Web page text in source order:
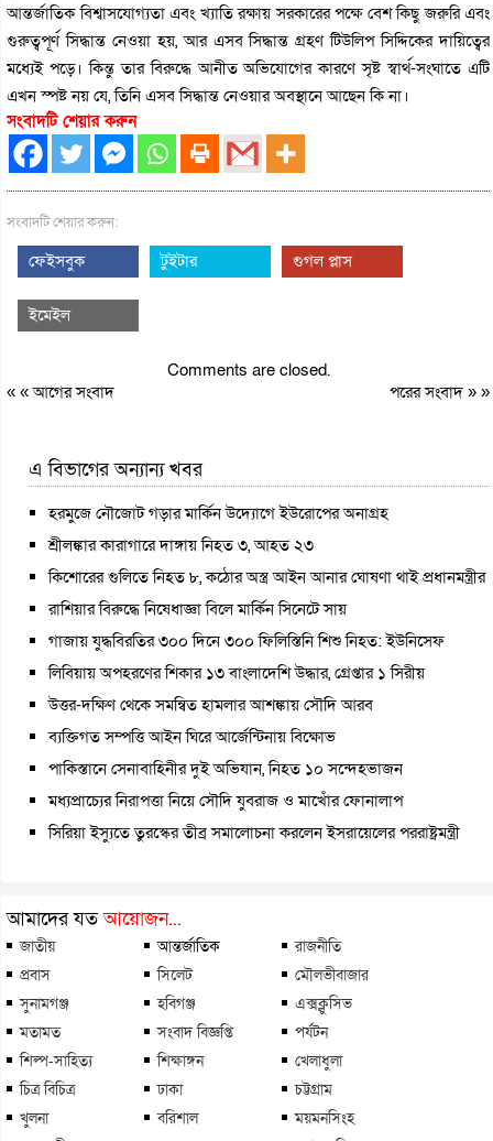
আন্তর্জাতিক বিশ্বাসযোগ্যতা এবং খ্যাতি রক্ষায় সরকারের পক্ষে বেশ কিছু জরুরি এবং
গুরুত্বপূর্ণ সিদ্ধান্ত নেওয়া হয়, আর এসব সিদ্ধান্ত গ্রহণ টিউলিপ সিদ্দিকের দায়িত্বের
মধ্যেই পড়ে। কিন্তু তার বিরুদ্ধে আনীত অভিযোগের কারণে সৃষ্ট স্বার্থ-সংঘাতে এটি
এখন স্পষ্ট নয় যে, তিনি এসব সিদ্ধান্ত নেওয়ার অবস্থানে আছেন কি না।
সংবাদটি শেয়ার করুন
সংবাদটি শেয়ার করুন:
ফেইসবুক টুইটার গুগল প্লাস
ইমেইল
Comments are closed.
« «আগের সংবাদ পরের সংবাদ» »
এ বিভাগের অন্যান্য খবর
হরমুজে নৌজোট গড়ার মার্কিন উদ্যোগে ইউরোপের অনাগ্রহ
শ্রীলঙ্কার কারাগারে দাঙ্গায় নিহত ৩, আহত ২৩
কিশোরের গুলিতে নিহত ৮, কঠোর অস্ত্র আইন আনার ঘোষণা থাই প্রধানমন্ত্রীর
রাশিয়ার বিরুদ্ধে নিষেধাজ্ঞা বিলে মার্কিন সিনেটে সায়
গাজায় যুদ্ধবিরতির ৩০০ দিনে ৩০০ ফিলিস্তিনি শিশু নিহত: ইউনিসেফ
লিবিয়ায় অপহরণের শিকার ১৩ বাংলাদেশি উদ্ধার, গ্রেপ্তার ১ সিরীয়
উত্তর-দক্ষিণ থেকে সমন্বিত হামলার আশঙ্কায় সৌদি আরব
ব্যক্তিগত সম্পত্তি আইন ঘিরে আর্জেন্টিনায় বিক্ষোভ
পাকিস্তানে সেনাবাহিনীর দুই অভিযান, নিহত ১০ সন্দেহভাজন
মধ্যপ্রাচ্যের নিরাপত্তা নিয়ে সৌদি যুবরাজ ও মাখোঁর ফোনালাপ
সিরিয়া ইস্যুতে তুরস্কের তীব্র সমালোচনা করলেন ইসরায়েলের পররাষ্ট্রমন্ত্রী
আমাদের যতআয়োজন...
জাতীয় আন্তর্জাতিক
রাজনীতি
প্রবাস
সিলেট
মৌলভীবাজার
সুনামগঞ্জ
হবিগঞ্জ
এক্সক্লুসিভ
মতামত
সংবাদ বিজ্ঞপ্তি
পর্যটন
শিল্প-সাহিত্য
শিক্ষাঙ্গন
খেলাধুলা
চিত্র বিচিত্র
ঢাকা
চট্টগ্রাম
খুলনা
বরিশাল
ময়মনসিংহ